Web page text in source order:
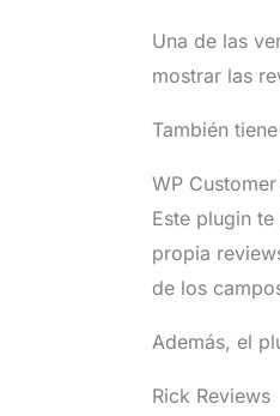
Una de las
mostrar las
También
WP
Este plugin
propia
de los
Además, el
Rick Reviews